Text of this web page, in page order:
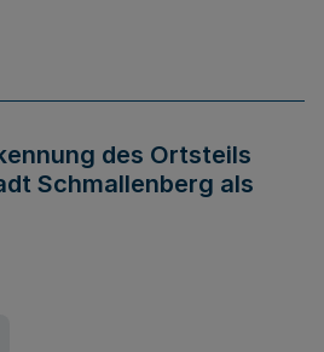
des Ortsteils
Schmallenberg als